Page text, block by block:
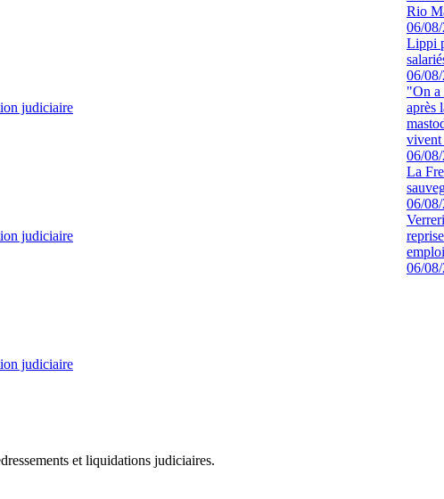
judiciaire
judiciaire
judiciaire
Rio
06/
Lippi
06/
"On a
après
vivent
06/
La
06/
06/
et liquidations judiciaires.